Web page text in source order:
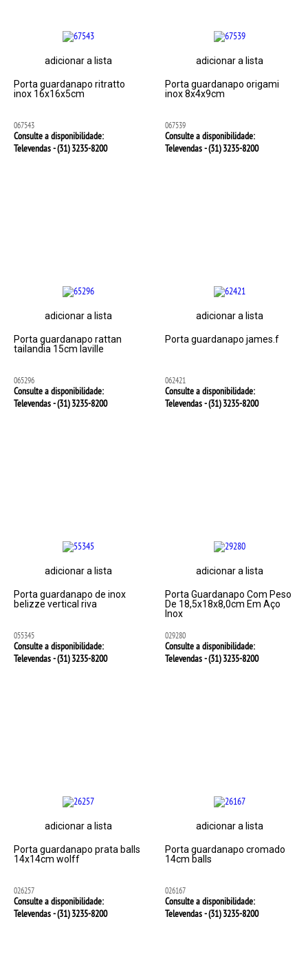
adicionar a lista
Porta guardanapo ritratto
inox 16x16x5cm
067543
Consulte a disponibilidade:
Televendas - (31)3235-8200
adicionar a lista
Porta guardanapo origami
inox 8x4x9cm
067539
Consulte a disponibilidade:
Televendas - (31)3235-8200
adicionar a lista
Porta guardanapo rattan
tailandia 15cm laville
065296
Consulte a disponibilidade:
Televendas - (31)3235-8200
adicionar a lista
Porta guardanapo james.f
062421
Consulte a disponibilidade:
Televendas - (31)3235-8200
adicionar a lista
Porta guardanapo de inox
belizze vertical riva
055345
Consulte a disponibilidade:
Televendas - (31)3235-8200
adicionar a lista
Porta Guardanapo Com Peso
De 18,5x18x8,0cm Em Aço
Inox
029280
Consulte a disponibilidade:
Televendas - (31)3235-8200
adicionar a lista
Porta guardanapo prata balls
14x14cm wolff
026257
Consulte a disponibilidade:
Televendas - (31)3235-8200
adicionar a lista
Porta guardanapo cromado
14cm balls
026167
Consulte a disponibilidade:
Televendas - (31)3235-8200